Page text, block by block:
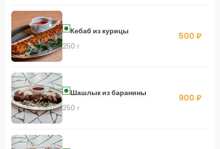
Кебаб из курицы
250 г
500 ₽
Шашлык из баранины
250 г
900 ₽